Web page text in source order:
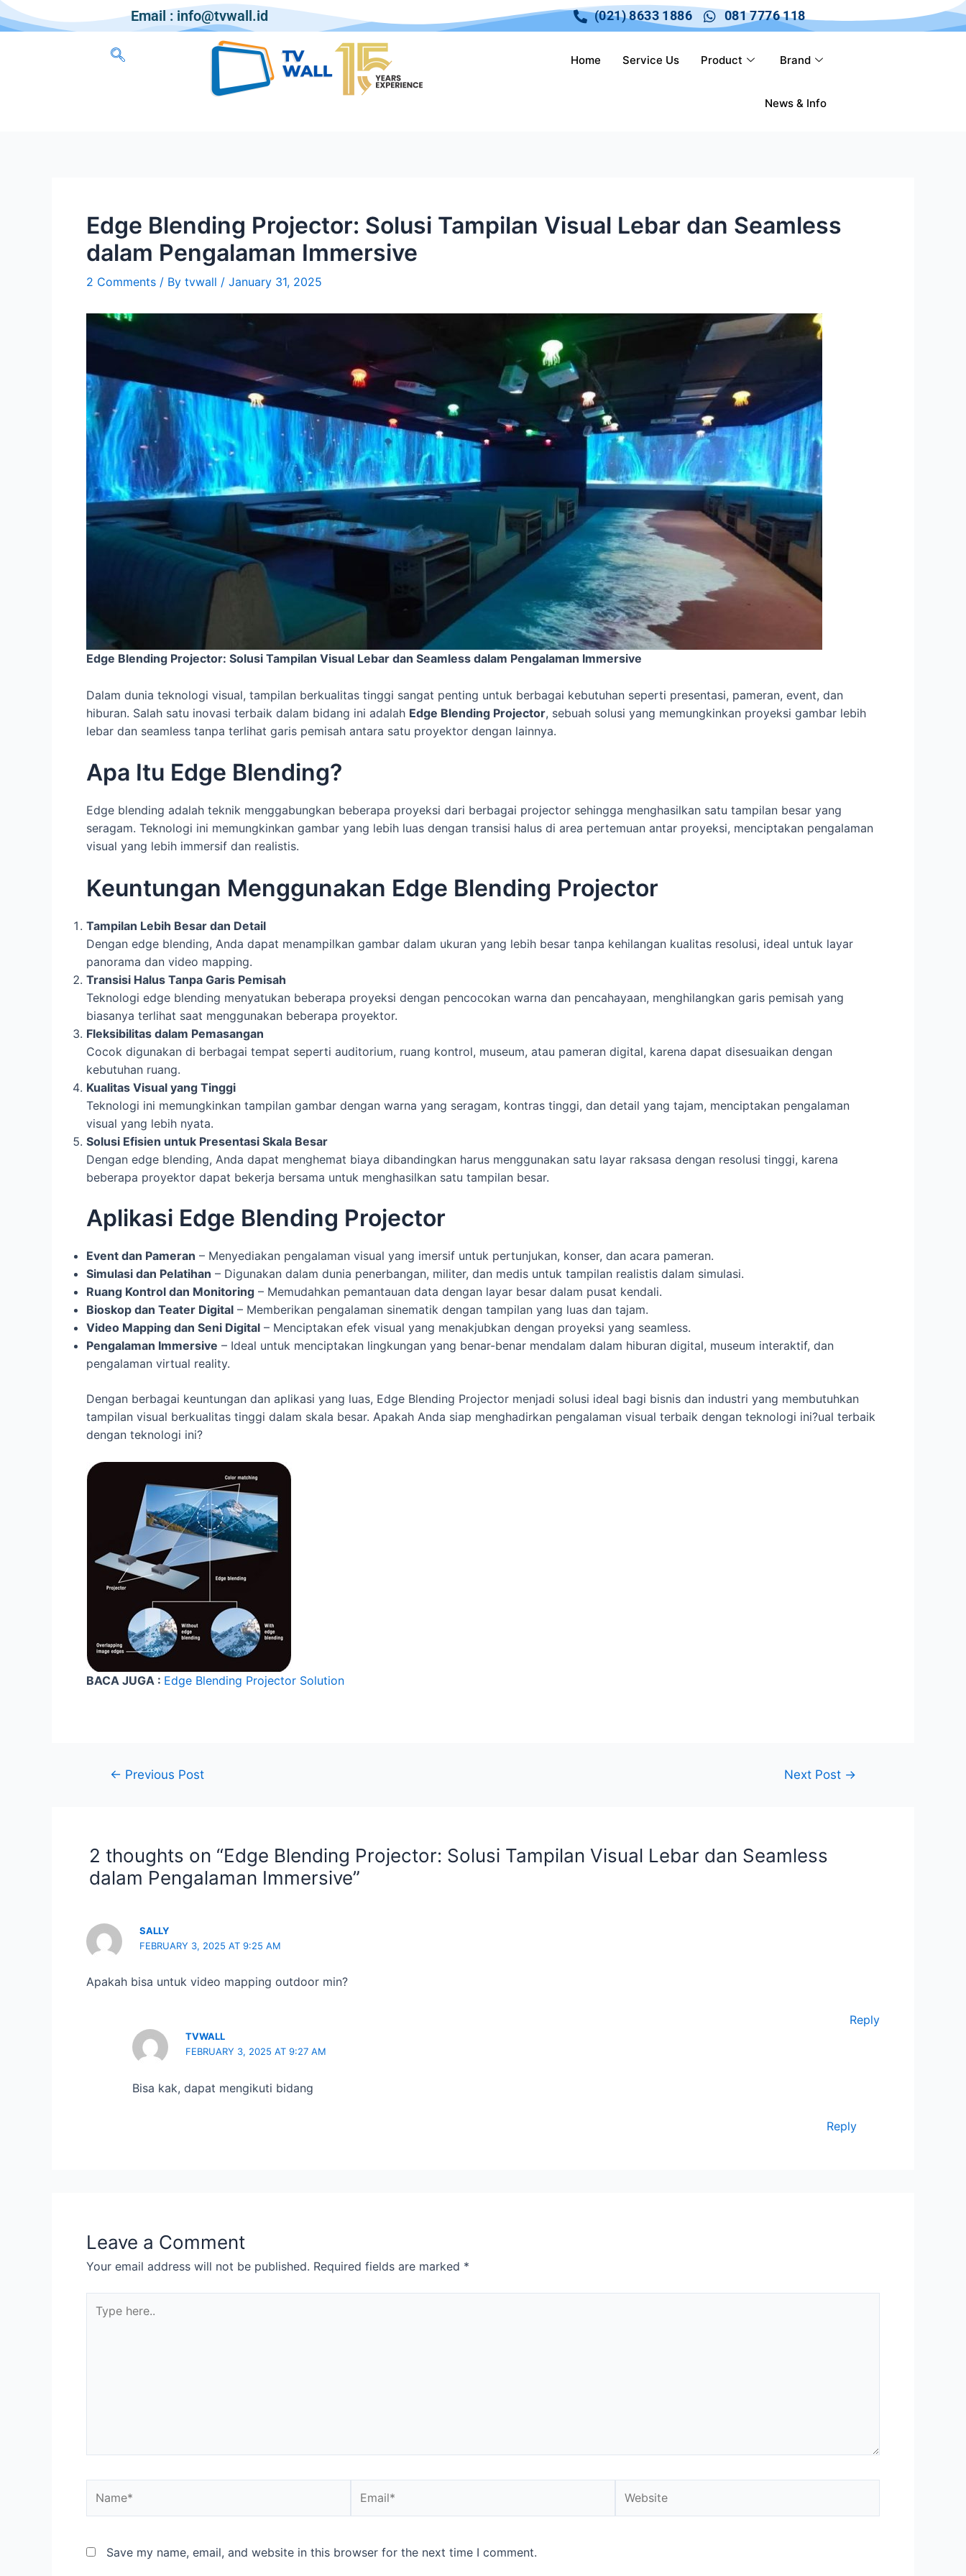
Email : info@tvwall.id (021) 8633 1886 081 7776 118
Home Service Us Product Brand
News & Info
Edge Blending Projector: Solusi Tampilan Visual Lebar dan Seamless
dalam Pengalaman Immersive
2 Comments / By tvwall / January 31, 2025
Edge Blending Projector: Solusi Tampilan Visual Lebar dan Seamless dalam Pengalaman Immersive
Dalam dunia teknologi visual, tampilan berkualitas tinggi sangat penting untuk berbagai kebutuhan seperti presentasi, pameran, event, dan
hiburan. Salah satu inovasi terbaik dalam bidang ini adalah Edge Blending Projector, sebuah solusi yang memungkinkan proyeksi gambar lebih
lebar dan seamless tanpa terlihat garis pemisah antara satu proyektor dengan lainnya.
Apa Itu Edge Blending?
Edge blending adalah teknik menggabungkan beberapa proyeksi dari berbagai projector sehingga menghasilkan satu tampilan besar yang
seragam. Teknologi ini memungkinkan gambar yang lebih luas dengan transisi halus di area pertemuan antar proyeksi, menciptakan pengalaman
visual yang lebih immersif dan realistis.
Keuntungan Menggunakan Edge Blending Projector
Tampilan Lebih Besar dan Detail
Dengan edge blending, Anda dapat menampilkan gambar dalam ukuran yang lebih besar tanpa kehilangan kualitas resolusi, ideal untuk layar
panorama dan video mapping.
Transisi Halus Tanpa Garis Pemisah
Teknologi edge blending menyatukan beberapa proyeksi dengan pencocokan warna dan pencahayaan, menghilangkan garis pemisah yang
biasanya terlihat saat menggunakan beberapa proyektor.
Fleksibilitas dalam Pemasangan
Cocok digunakan di berbagai tempat seperti auditorium, ruang kontrol, museum, atau pameran digital, karena dapat disesuaikan dengan
kebutuhan ruang.
Kualitas Visual yang Tinggi
Teknologi ini memungkinkan tampilan gambar dengan warna yang seragam, kontras tinggi, dan detail yang tajam, menciptakan pengalaman
visual yang lebih nyata.
Solusi Efisien untuk Presentasi Skala Besar
Dengan edge blending, Anda dapat menghemat biaya dibandingkan harus menggunakan satu layar raksasa dengan resolusi tinggi, karena
beberapa proyektor dapat bekerja bersama untuk menghasilkan satu tampilan besar.
Aplikasi Edge Blending Projector
Event dan Pameran – Menyediakan pengalaman visual yang imersif untuk pertunjukan, konser, dan acara pameran.
Simulasi dan Pelatihan – Digunakan dalam dunia penerbangan, militer, dan medis untuk tampilan realistis dalam simulasi.
Ruang Kontrol dan Monitoring – Memudahkan pemantauan data dengan layar besar dalam pusat kendali.
Bioskop dan Teater Digital – Memberikan pengalaman sinematik dengan tampilan yang luas dan tajam.
Video Mapping dan Seni Digital – Menciptakan efek visual yang menakjubkan dengan proyeksi yang seamless.
Pengalaman Immersive – Ideal untuk menciptakan lingkungan yang benar-benar mendalam dalam hiburan digital, museum interaktif, dan
pengalaman virtual reality.
Dengan berbagai keuntungan dan aplikasi yang luas, Edge Blending Projector menjadi solusi ideal bagi bisnis dan industri yang membutuhkan
tampilan visual berkualitas tinggi dalam skala besar. Apakah Anda siap menghadirkan pengalaman visual terbaik dengan teknologi ini?ual terbaik
dengan teknologi ini?
BACA JUGA : Edge Blending Projector Solution
← Previous Post Next Post →
2 thoughts on “Edge Blending Projector: Solusi Tampilan Visual Lebar dan Seamless
dalam Pengalaman Immersive”
SALLY
FEBRUARY 3, 2025 AT 9:25 AM
Apakah bisa untuk video mapping outdoor min?
Reply
TVWALL
FEBRUARY 3, 2025 AT 9:27 AM
Bisa kak, dapat mengikuti bidang
Reply
Leave a Comment
Your email address will not be published. Required fields are marked *
Save my name, email, and website in this browser for the next time I comment.